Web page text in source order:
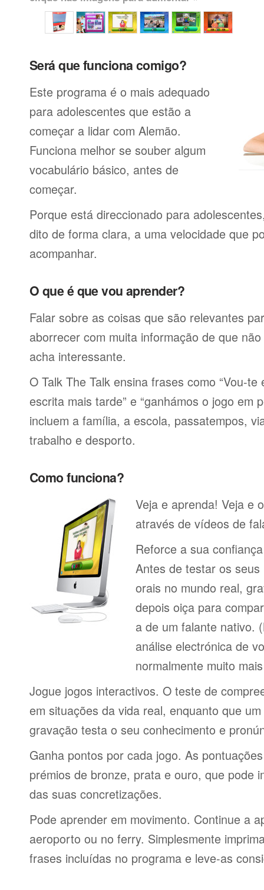
Será que funciona comigo?
Este programa é o mais adequado
para adolescentes que estão a
começar a lidar com Alemão.
Funciona melhor se souber algum
vocabulário básico, antes de
começar.
Porque está direccionado para
dito de forma clara, a uma velocidade que
acompanhar.
O que é que vou aprender?
Falar sobre as coisas que são relevantes
aborrecer com muita informação de que
acha interessante.
O Talk The Talk ensina frases como “Vou-
escrita mais tarde” e “ganhámos o jogo em
incluem a família, a escola, passatempos,
trabalho e desporto.
Como funciona?
Veja e aprenda! Veja e
através de vídeos de
Reforce a sua
Antes de testar os
orais no mundo real,
depois oiça para
a de um falante nativo.
análise electrónica de
normalmente muito
Jogue jogos interactivos. O teste de
em situações da vida real, enquanto que
gravação testa o seu conhecimento e
Ganha pontos por cada jogo. As
prémios de bronze, prata e ouro, que pode
das suas concretizações.
Pode aprender em movimento. Continue a
aeroporto ou no ferry. Simplesmente
frases incluídas no programa e leve-as